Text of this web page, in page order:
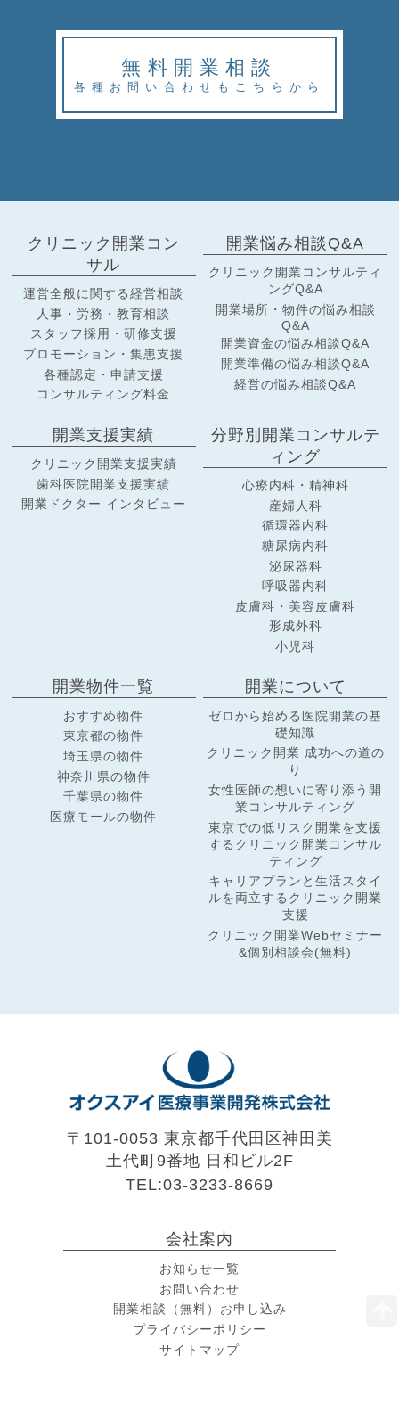
無料開業相談
各種お問い合わせもこちらから
クリニック開業コン
サル
運営全般に関する経営相談
人事・労務・教育相談
スタッフ採用・研修支援
プロモーション・集患支援
各種認定・申請支援
コンサルティング料金
開業悩み相談Q&A
クリニック開業コンサルティ
ングQ&A
開業場所・物件の悩み相談
Q&A
開業資金の悩み相談Q&A
開業準備の悩み相談Q&A
経営の悩み相談Q&A
開業支援実績
クリニック開業支援実績
歯科医院開業支援実績
開業ドクター インタビュー
分野別開業コンサルテ
ィング
心療内科・精神科
産婦人科
循環器内科
糖尿病内科
泌尿器科
呼吸器内科
皮膚科・美容皮膚科
形成外科
小児科
開業物件一覧
おすすめ物件
東京都の物件
埼玉県の物件
神奈川県の物件
千葉県の物件
医療モールの物件
開業について
ゼロから始める医院開業の基
礎知識
クリニック開業 成功への道の
り
女性医師の想いに寄り添う開
業コンサルティング
東京での低リスク開業を支援
するクリニック開業コンサル
ティング
キャリアプランと生活スタイ
ルを両立するクリニック開業
支援
クリニック開業Webセミナー
&個別相談会(無料)
〒101-0053 東京都千代田区神田美
土代町9番地 日和ビル2F
TEL:03-3233-8669
会社案内
お知らせ一覧
お問い合わせ
開業相談（無料）お申し込み
プライバシーポリシー
サイトマップ